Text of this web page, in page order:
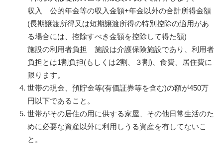
収入 公的年金等の収入金額+年金以外の合計所得金額
(長期譲渡所得又は短期譲渡所得の特別控除の適用があ
る場合には、控除すべき金額を控除して得た額)
施設の利用者負担 施設は介護保険施設であり、利用者
負担とは1割負担(もしくは2割、３割)、食費、居住費に
限ります。
世帯の現金、預貯金等(有価証券等を含む)の額が450万
円以下であること。
世帯がその居住の用に供する家屋、その他日常生活のた
めに必要な資産以外に利用しうる資産を有してないこ
と。